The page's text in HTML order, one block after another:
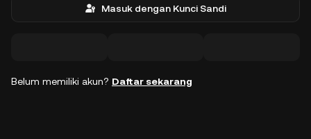
Masuk dengan Kunci Sandi
Belum memiliki akun? Daftar sekarang